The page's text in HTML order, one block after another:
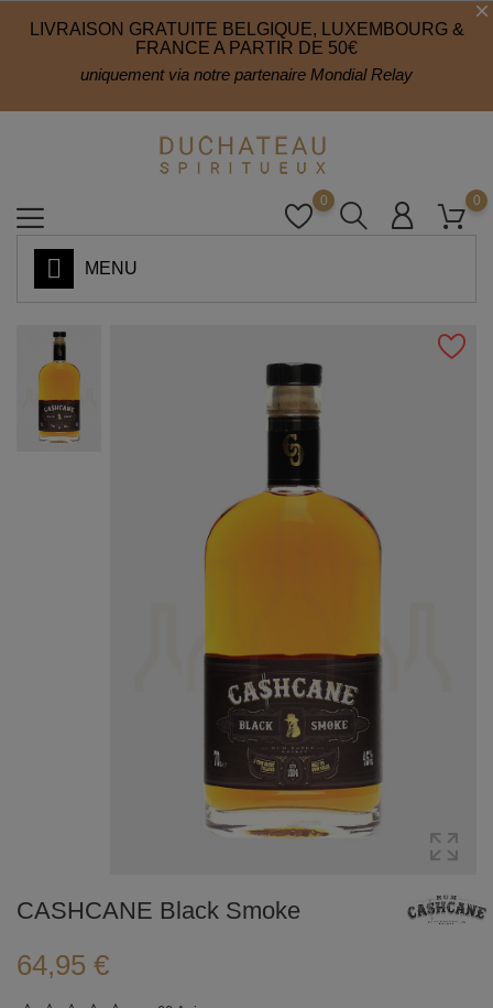
LIVRAISON GRATUITE BELGIQUE, LUXEMBOURG &
FRANCE A PARTIR DE 50€
uniquement via notre partenaire Mondial Relay
0
0
MENU
CASHCANE Black Smoke
64,95 €